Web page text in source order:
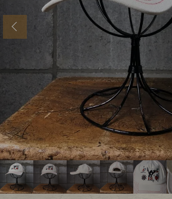
ブランドから探す ス
年代から探す
メンズ商品カテゴリーか
Tops
Bottoms